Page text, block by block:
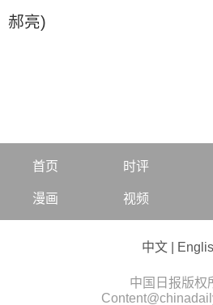
郝亮)
首页 时评
漫画 视频
中文
中国日报版权